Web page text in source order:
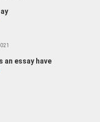
an essay have